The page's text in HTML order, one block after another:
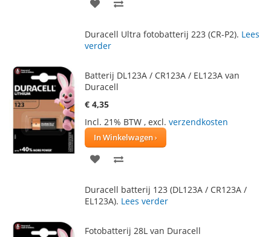
AAN
Duracell Ultra fotobatterij 223 (CR-P2). Lees
verder
Batterij DL123A / CR123A / EL123A van
Duracell
€ 4,35
Incl. 21% BTW , excl. verzendkosten
In Winkelwagen
VOEG
AAN
TE
Duracell batterij 123 (DL123A / CR123A /
EL123A). Lees verder
Fotobatterij 28L van Duracell